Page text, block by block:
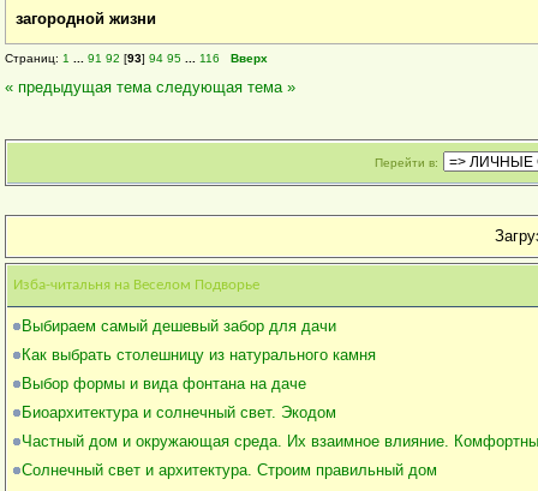
загородной жизни
Страниц: 1 91 92 [93] 94 95 116 Вверх
« предыдущая тема следующая тема »
Перейти в:
Изба-читальня на Веселом Подворье
Выбираем самый дешевый забор для дачи
Как выбрать столешницу из натурального камня
Выбор формы и вида фонтана на даче
Биоархитектура и солнечный свет. Экодом
Частный дом и окружающая среда. Их взаимное влияние.
Солнечный свет и архитектура. Строим правильный дом